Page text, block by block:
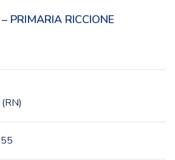
PRIMARIA RICCIONE